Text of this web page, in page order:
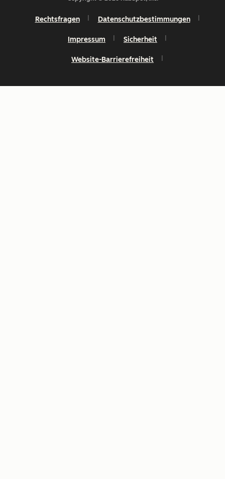
Rechtsfragen Datenschutzbestimmungen
Impressum Sicherheit
Website-Barrierefreiheit